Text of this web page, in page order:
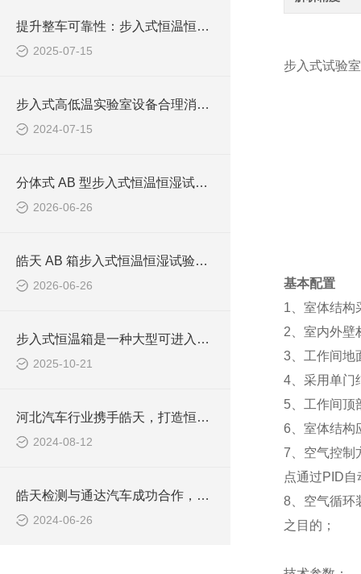
提升整车可靠性：步入式恒温恒湿试验室试验技术探讨
2025-07-15
步入式高低温实验室设备合理消声的实用指南
2024-07-15
分体式 AB 型步入式恒温恒湿试验室整装打包发车，分区独立测试设备稳定交付
2026-06-26
皓天 AB 箱步入式恒温恒湿试验室整装完工有序发货
2026-06-26
步入式恒温箱是一种大型可进入的环境模拟设备
2025-10-21
河北汽车行业携手皓天，打造恒温恒湿实验室
2024-08-12
皓天检测与通达汽车成功合作，大型冷热温控试验箱助力汽车零部件质量提升
2024-06-26
步入式试验
基本配置
1 、室体结
2 、室内外壁
3、工作间地
4、 采用单门
5、 工作间顶
6 、室体结
7 、空气控
点通过PID自
8、空气循环
之目的；